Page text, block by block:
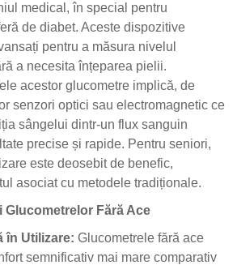
medical, în special pentru
de diabet. Aceste dispozitive
pentru a măsura nivelul
a necesita înțeparea pielii.
acestor glucometre implică, de
senzori optici sau electromagnetic ce
sângelui dintr-un flux sanguin
precise și rapide. Pentru seniori,
este deosebit de benefic,
asociat cu metodele tradiționale.
Glucometrelor Fără Ace
în Utilizare: Glucometrele fără ace
semnificativ mai mare comparativ